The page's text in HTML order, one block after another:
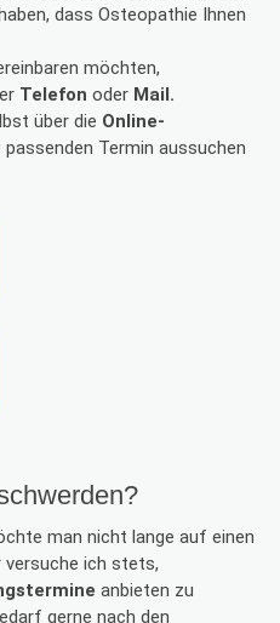
dass Osteopathie Ihnen
möchten,
Telefon oder Mail.
über die Online-
Termin aussuchen
man nicht lange auf einen
versuche ich stets,
anbieten zu
gerne nach den